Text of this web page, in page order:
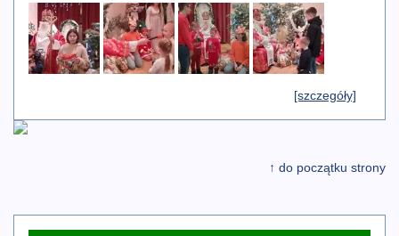
[szczegóły]
↑ do początku strony